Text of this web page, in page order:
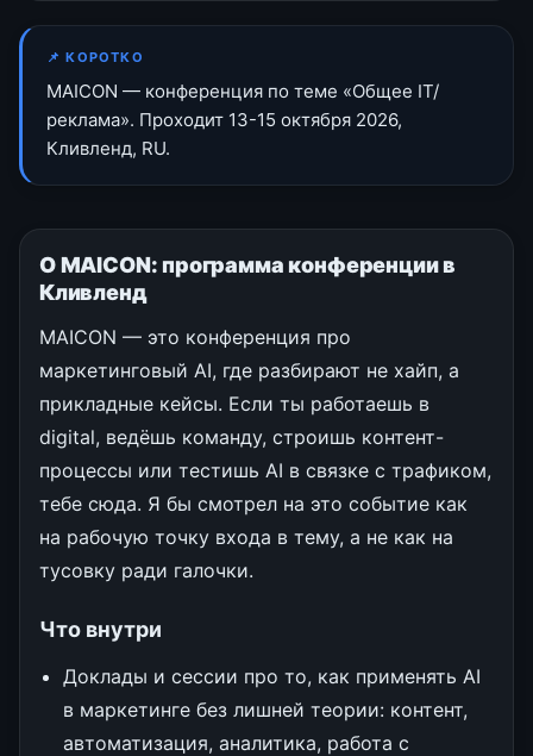
📌 КОРОТКО
MAICON — конференция по теме «Общее IT/
реклама». Проходит 13-15 октября 2026,
Кливленд, RU.
О MAICON: программа конференции в
Кливленд
MAICON — это конференция про
маркетинговый AI, где разбирают не хайп, а
прикладные кейсы. Если ты работаешь в
digital, ведёшь команду, строишь контент-
процессы или тестишь AI в связке с трафиком,
тебе сюда. Я бы смотрел на это событие как
на рабочую точку входа в тему, а не как на
тусовку ради галочки.
Что внутри
Доклады и сессии про то, как применять AI
в маркетинге без лишней теории: контент,
автоматизация, аналитика, работа с